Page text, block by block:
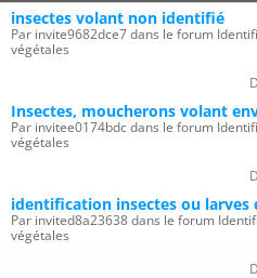
insectes volant non identifié
Par invite9682dce7 dans le forum
végétales
Insectes, moucherons volant
Par invitee0174bdc dans le forum
végétales
identification insectes ou larves
Par invited8a23638 dans le forum
végétales